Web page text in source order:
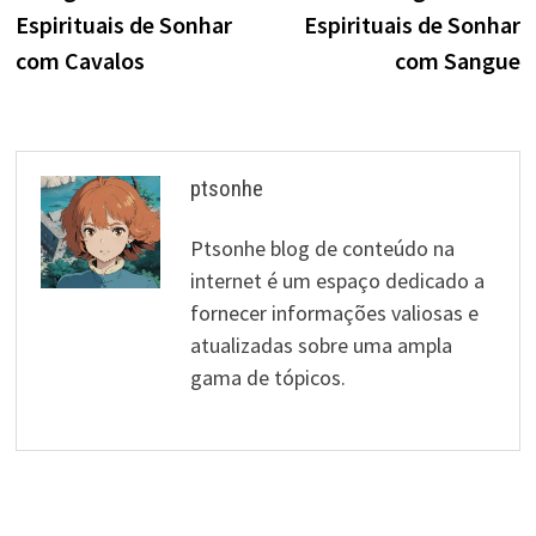
artigos
Espirituais de Sonhar
com Cavalos
Espirituais de Sonhar
com Sangue
ptsonhe
Ptsonhe blog de conteúdo na
internet é um espaço dedicado a
fornecer informações valiosas e
atualizadas sobre uma ampla
gama de tópicos.